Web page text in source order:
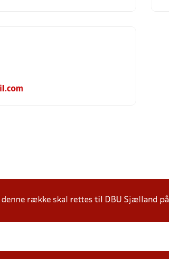
række skal rettes til DBU Sjælland på